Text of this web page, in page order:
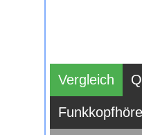
Vergleich